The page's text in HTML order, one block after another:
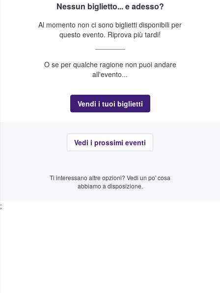
Nessun biglietto... e adesso?
Al momento non ci sono biglietti disponibili per
questo evento. Riprova più tardi!
O se per qualche ragione non puoi andare
all'evento...
Vendi i tuoi biglietti
Vedi i prossimi eventi
Ti interessano altre opzioni? Vedi un po' cosa
abbiamo a disposizione.
;